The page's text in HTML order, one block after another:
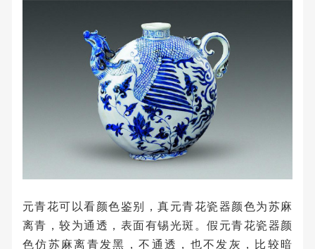
元青花可以看颜色鉴别，真元青花瓷器颜色为苏麻
离青，较为通透，表面有锡光斑。假元青花瓷器颜
色仿苏麻离青发黑，不通透，也不发灰，比较暗